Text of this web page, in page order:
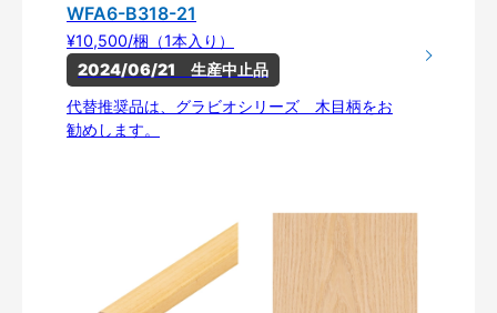
WFA6-B318-21
¥10,500/梱（1本入り）
2024/06/21　生産中止品
代替推奨品は、グラビオシリーズ 木目柄をお
勧めします。